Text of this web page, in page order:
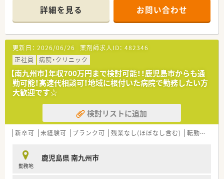
■病院だけでなく、介護施設・リハビリ施設・障害者の療育施設を
運営しており、医療から介護・療育まで幅広く事業を展開してお
ります。
■目指す医療は、「きく」医療。患者様・利用者様のお話を聴き、な
にげない会話からその方の想いや状態を汲み取ることが、ひとり
ひとりに応じた「効く」医療・介護につながるように患者様ファ
ーストの意識を持って運営しております。
■地域のお祭り・講演会・ボランティアの受け入れなど活動にも
力を入れており、地域の根付いた病院です。
■病院の前には足湯が入れるスペースがあり、地域の方が集まれ
るスペースなどもございます。
■年間休日が109日になり、年末年始もしっかりとお休みを取る
ことができます。
■病院勤務者の30％以上は鹿児島市内よりご勤務されており、
道も混まない為鹿児島市内にお住いの方も大歓迎です。
■現在、40代男性がご勤務されております。
詳細を見る お問い合わせ
更新日： 2026/06/26 薬剤師求人ID： 482346
正社員
病院・クリニック
【南九州市】年収700万円まで検討可能！！鹿児島市からも通
勤可能！高速代相談可！地域に根付いた病院で勤務したい方
大歓迎です☆
検討リストに追加
新卒可 未経験可 ブランク可 残業なし(ほぼなし含む) 転勤なし
勤務地
鹿児島県 南九州市